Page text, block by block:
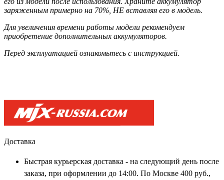
заряженным примерно на 70%, НЕ вставляя его в модель.
Для увеличения времени работы модели рекомендуем
приобретение дополнительных аккумуляторов.
Перед эксплуатацией ознакомьтесь с инструкцией.
Доставка
Быстрая курьерская доставка - на следующий день после
заказа, при оформлении до 14:00. По Москве 400 руб.,